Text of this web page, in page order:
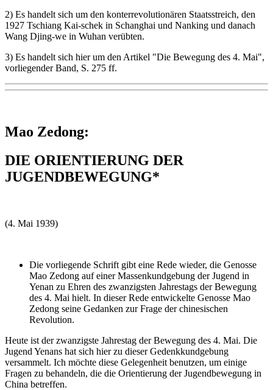
2) Es handelt sich um den konterrevolutionären Staatsstreich, den
1927 Tschiang Kai-schek in Schanghai und Nanking und danach
Wang Djing-we in Wuhan verübten.
3) Es handelt sich hier um den Artikel "Die Bewegung des 4. Mai",
vorliegender Band, S. 275 ff.
Mao Zedong:
DIE ORIENTIERUNG DER
JUGENDBEWEGUNG*
(4. Mai 1939)
Die vorliegende Schrift gibt eine Rede wieder, die Genosse
Mao Zedong auf einer Massenkundgebung der Jugend in
Yenan zu Ehren des zwanzigsten Jahrestags der Bewegung
des 4. Mai hielt. In dieser Rede entwickelte Genosse Mao
Zedong seine Gedanken zur Frage der chinesischen
Revolution.
Heute ist der zwanzigste Jahrestag der Bewegung des 4. Mai. Die
Jugend Yenans hat sich hier zu dieser Gedenkkundgebung
versammelt. Ich möchte diese Gelegenheit benutzen, um einige
Fragen zu behandeln, die die Orientierung der Jugendbewegung in
China betreffen.